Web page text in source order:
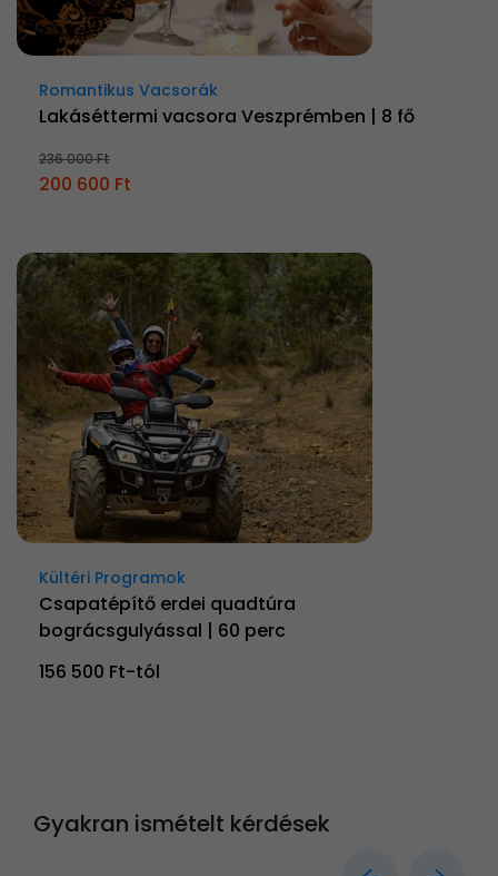
Romantikus Vacsorák
Lakáséttermi vacsora Veszprémben | 8 fő
236 000 Ft
200 600 Ft
Kültéri Programok
Csapatépítő erdei quadtúra
bográcsgulyással | 60 perc
156 500 Ft-tól
Gyakran ismételt kérdések